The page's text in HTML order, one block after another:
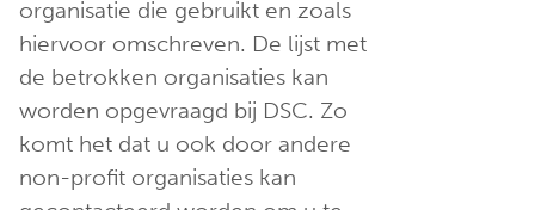
organisatie die gebruikt en zoals
hiervoor omschreven. De lijst met
de betrokken organisaties kan
worden opgevraagd bij DSC. Zo
komt het dat u ook door andere
non-profit organisaties kan